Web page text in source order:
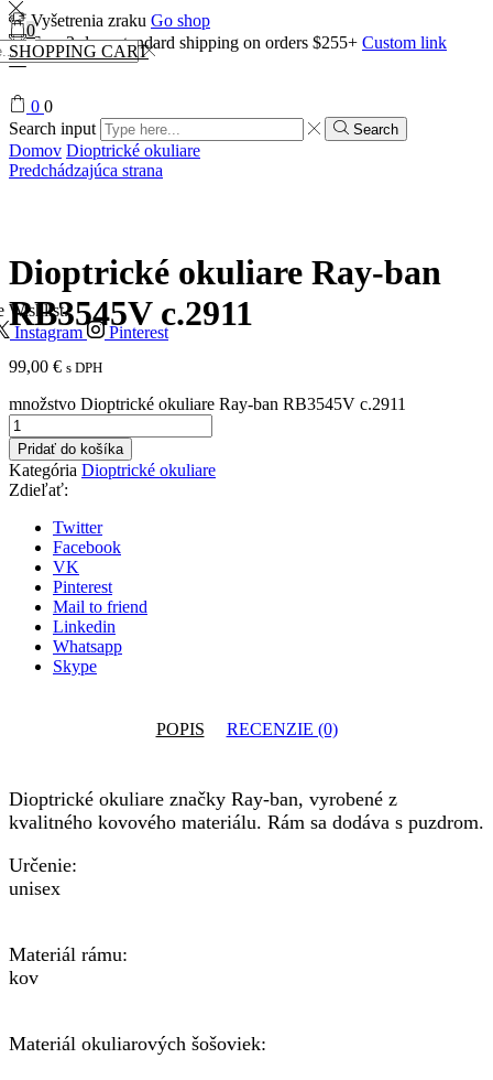
Vyšetrenia zraku Go shop
Free 2-days standard shipping on orders $255+ Custom link
Wishlist.
Instagram
Pinterest
0 0
0
SHOPPING CART
Search input Search
Domov Dioptrické okuliare
Predchádzajúca strana
Dioptrické okuliare Ray-ban
RB3545V c.2911
99,00 € s DPH
množstvo Dioptrické okuliare Ray-ban RB3545V c.2911
Pridať do košíka
Kategória Dioptrické okuliare
Zdieľať:
Twitter
Facebook
VK
Pinterest
Mail to friend
Linkedin
Whatsapp
Skype
POPIS RECENZIE (0)
Dioptrické okuliare značky Ray-ban, vyrobené z
kvalitného kovového materiálu. Rám sa dodáva s puzdrom.
Určenie:
unisex
Materiál rámu:
kov
Materiál okuliarových šošoviek: